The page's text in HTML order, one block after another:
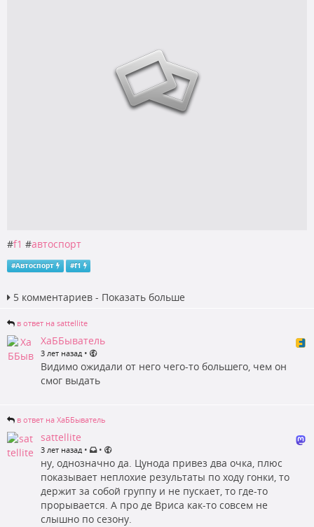
#f1 #автоспорт
#Автоспорт #f1
5 комментариев - Показать больше
в ответ на sattellite
ХаББыватель
3 лет назад •
Видимо ожидали от него чего-то большего, чем он
смог выдать
в ответ на ХаББыватель
sattellite
3 лет назад • •
ну, однозначно да. Цунода привез два очка, плюс
показывает неплохие результаты по ходу гонки, то
держит за собой группу и не пускает, то где-то
прорывается. А про де Вриса как-то совсем не
слышно по сезону.